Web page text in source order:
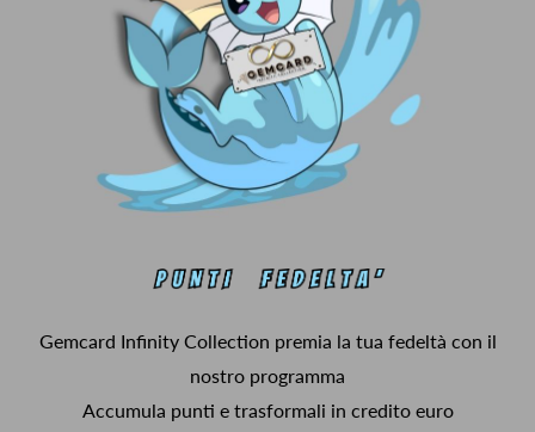
Gemcard Infinity Collection premia la tua fedeltà con il
nostro programma
Accumula punti e trasformali in credito euro